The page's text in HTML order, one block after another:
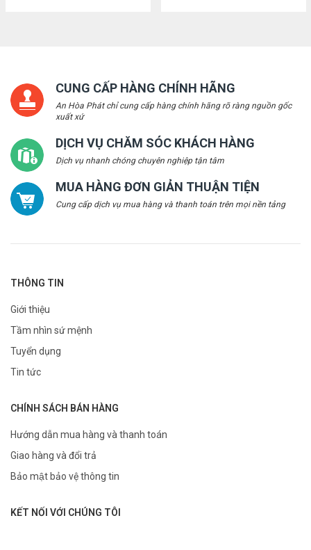
CUNG CẤP HÀNG CHÍNH HÃNG
An Hòa Phát chỉ cung cấp hàng chính hãng rõ ràng nguồn gốc
xuất xứ
DỊCH VỤ CHĂM SÓC KHÁCH HÀNG
Dịch vụ nhanh chóng chuyên nghiệp tận tâm
MUA HÀNG ĐƠN GIẢN THUẬN TIỆN
Cung cấp dịch vụ mua hàng và thanh toán trên mọi nền tảng
THÔNG TIN
Giới thiệu
Tầm nhìn sứ mệnh
Tuyển dụng
Tin tức
CHÍNH SÁCH BÁN HÀNG
Hướng dẫn mua hàng và thanh toán
Giao hàng và đổi trả
Bảo mật bảo vệ thông tin
KẾT NỐI VỚI CHÚNG TÔI